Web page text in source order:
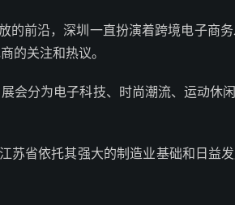
前沿，深圳一直扮演着跨境电子商
的关注和热议。
分为电子科技、时尚潮流、运动休
省依托其强大的制造业基础和日益